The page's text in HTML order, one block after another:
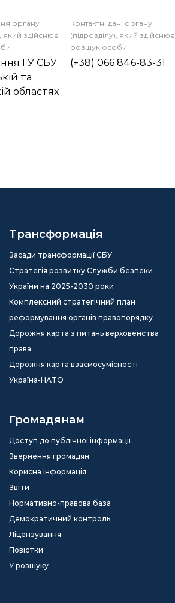
органу
який здійснює
ГУ СБУ
та
областях
Контактні дані органу
(підрозділу), який здійснює
розшук особи
(+38) 066 846-83-31
Трансформація
Засади трансформації СБУ
Стратегія розвитку Служби безпеки
України на 2025-2030 роки
Комплексний стратегічний план
реформування органів правопорядку
Дорожня карта з питань верховенства
права
Дорожня карта взаємосумісності
Україна-НАТО
Громадянам
Доступ до публічної інформації
Звернення громадян
Корисна інформація
Звіти
Нормативно-правова база
Демократичний контроль
Ліцензування
Повістки
У розшуку